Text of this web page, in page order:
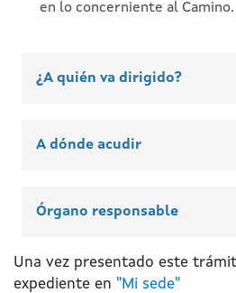
en lo concerniente al Camino.
¿A quién va dirigido?
A dónde acudir
Órgano responsable
Una vez presentado este
expediente en "Mi sede"